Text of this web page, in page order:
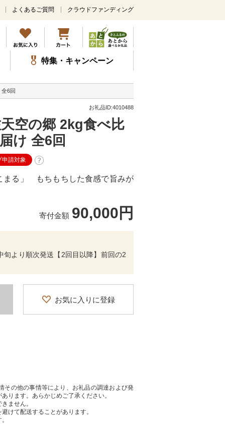
メ
ン
コ
ン
テ
ツ
ッ
よくあるご質問 クラウドファンディング
特集・キャンペーン
6回
お礼品ID:4010488
空の郷 2kg食べ比
け 全6回
申請対象
まる」 もちもちした食感で旨みが
寄付金額 90,000円
より順次発送【2回目以降】前回の2
お気に入りに登録
の他の事情等により、お礼品の調達および発
ります。あらかじめご了承ください。
ません。
けて配送することがあります。